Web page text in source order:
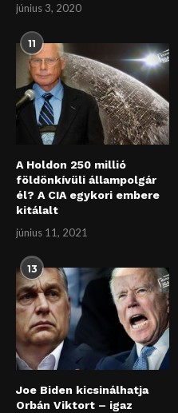
június 3, 2020
11
A Holdon 250 millió
földönkívüli állampolgár
él? A CIA egykori embere
kitálalt
június 11, 2021
13
Joe Biden kicsinálhatja
Orbán Viktort – igaz